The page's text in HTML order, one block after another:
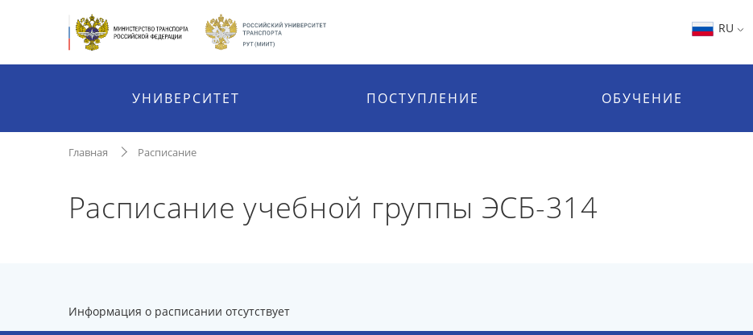
RU
УНИВЕРСИТЕТ ПОСТУПЛЕНИЕ ОБУЧЕНИЕ
Главная Расписание
Расписание учебной группы ЭСБ-314
Информация о расписании отсутствует